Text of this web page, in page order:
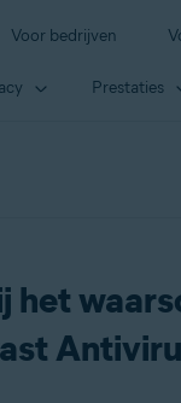
Voor bedrijven
Prestaties
het